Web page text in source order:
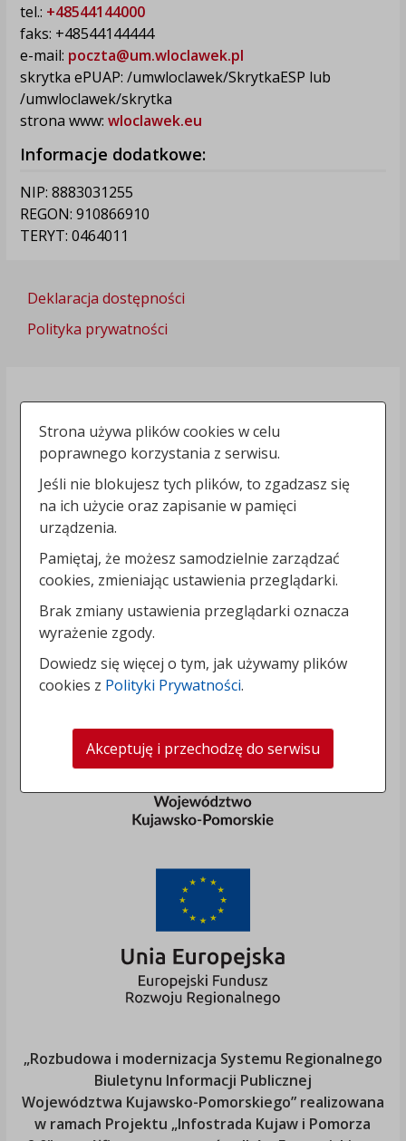
tel.: +48544144000
faks: +48544144444
e-mail: poczta@um.wloclawek.pl
skrytka ePUAP: /umwloclawek/SkrytkaESP lub
/umwloclawek/skrytka
strona www: wloclawek.eu
Informacje dodatkowe:
NIP: 8883031255
REGON: 910866910
TERYT: 0464011
Deklaracja dostępności
Polityka prywatności
„Rozbudowa i modernizacja Systemu Regionalnego
Biuletynu Informacji Publicznej
Województwa Kujawsko-Pomorskiego” realizowana
w ramach Projektu „Infostrada Kujaw i Pomorza
Strona używa plików cookies w celu
poprawnego korzystania z serwisu.
Jeśli nie blokujesz tych plików, to zgadzasz się
na ich użycie oraz zapisanie w pamięci
urządzenia.
Pamiętaj, że możesz samodzielnie zarządzać
cookies, zmieniając ustawienia przeglądarki.
Brak zmiany ustawienia przeglądarki oznacza
wyrażenie zgody.
Dowiedz się więcej o tym, jak używamy plików
cookies z Polityki Prywatności.
Akceptuję i przechodzę do serwisu